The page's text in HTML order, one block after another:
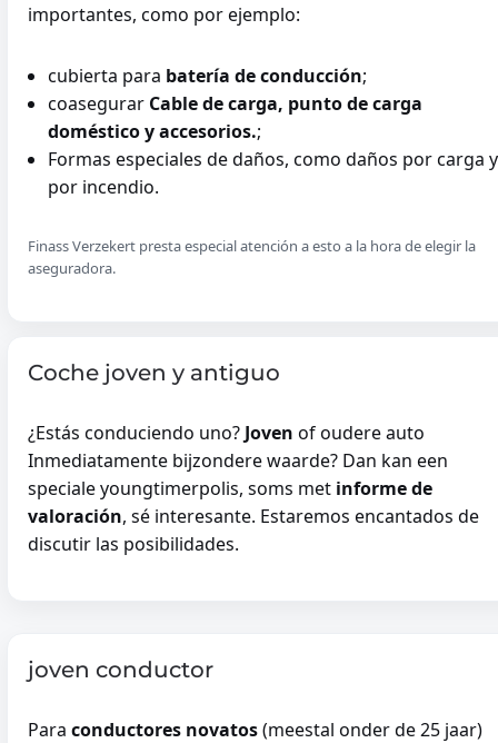
importantes, como por ejemplo:
cubierta para batería de conducción;
coasegurar Cable de carga, punto de carga
doméstico y accesorios.;
Formas especiales de daños, como daños por carga y
por incendio.
Finass Verzekert presta especial atención a esto a la hora de elegir la
aseguradora.
Coche joven y antiguo
¿Estás conduciendo uno? Joven of oudere auto
Inmediatamente bijzondere waarde? Dan kan een
speciale youngtimerpolis, soms met informe de
valoración, sé interesante. Estaremos encantados de
discutir las posibilidades.
joven conductor
Para conductores novatos(meestal onder de 25 jaar)